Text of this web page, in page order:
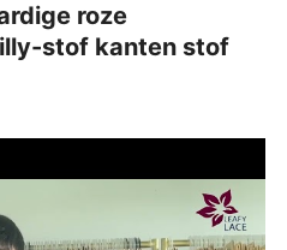
roze
stof kanten stof